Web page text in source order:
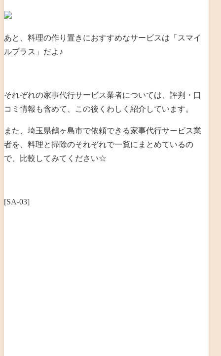
あと、料理の作り置きにおすすめなサービスは「スマイ
ルプラス」だよ♪
それぞれの家事代行サービス業者については、評判・口
コミ情報も含めて、この後くわしく紹介しています。
また、埼玉県鶴ヶ島市で依頼できる家事代行サービス業
者を、料理と掃除のそれぞれで一覧にまとめているの
で、比較してみてください☆
[SA-03]